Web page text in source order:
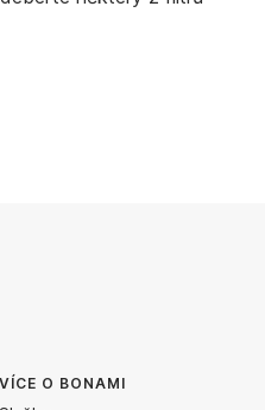
VÍCE O BONAMI